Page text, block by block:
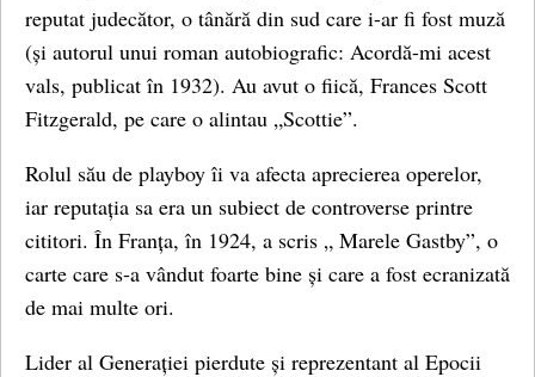
reputat judecător, o tânără din sud care i-ar fi fost muză
(și autorul unui roman autobiografic: Acordă-mi acest
vals, publicat în 1932). Au avut o fiică, Frances Scott
Fitzgerald, pe care o alintau „Scottie”.
Rolul său de playboy îi va afecta aprecierea operelor,
iar reputația sa era un subiect de controverse printre
cititori. În Franța, în 1924, a scris „ Marele Gastby”, o
carte care s-a vândut foarte bine și care a fost ecranizată
de mai multe ori.
Lider al Generației pierdute și reprezentant al Epocii